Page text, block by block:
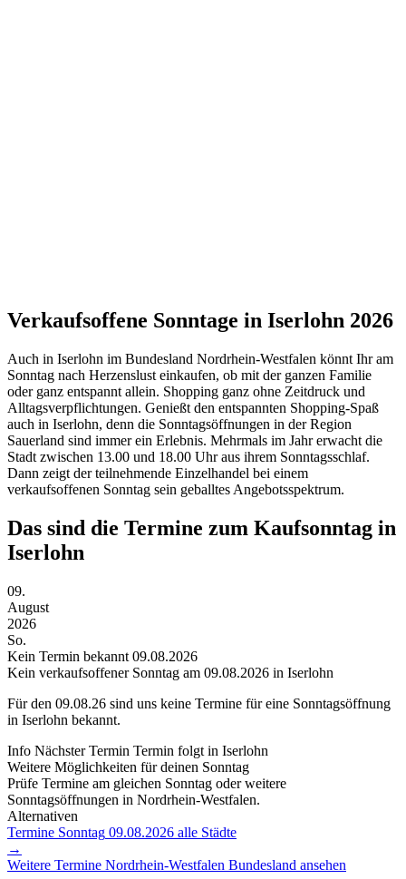
Verkaufsoffene Sonntage in Iserlohn 2026
Auch in Iserlohn im Bundesland Nordrhein-Westfalen könnt Ihr am
Sonntag nach Herzenslust einkaufen, ob mit der ganzen Familie
oder ganz entspannt allein. Shopping ganz ohne Zeitdruck und
Alltagsverpflichtungen. Genießt den entspannten Shopping-Spaß
auch in Iserlohn, denn die Sonntagsöffnungen in der Region
Sauerland sind immer ein Erlebnis. Mehrmals im Jahr erwacht die
Stadt zwischen 13.00 und 18.00 Uhr aus ihrem Sonntagsschlaf.
Dann zeigt der teilnehmende Einzelhandel bei einem
verkaufsoffenen Sonntag sein geballtes Angebotsspektrum.
Das sind die Termine zum Kaufsonntag in
Iserlohn
09.
August
2026
So.
Kein Termin bekannt 09.08.2026
Kein verkaufsoffener Sonntag am 09.08.2026 in Iserlohn
Für den 09.08.26 sind uns keine Termine für eine Sonntagsöffnung
in Iserlohn bekannt.
Info Nächster Termin Termin folgt in Iserlohn
Weitere Möglichkeiten für deinen Sonntag
Prüfe Termine am gleichen Sonntag oder weitere
Sonntagsöffnungen in Nordrhein-Westfalen.
Alternativen
Termine Sonntag 09.08.2026 alle Städte
→
Weitere Termine Nordrhein-Westfalen Bundesland ansehen